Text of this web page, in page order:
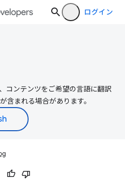
ログイン
コンテンツをご希望の言語に翻訳
含まれる場合があります。